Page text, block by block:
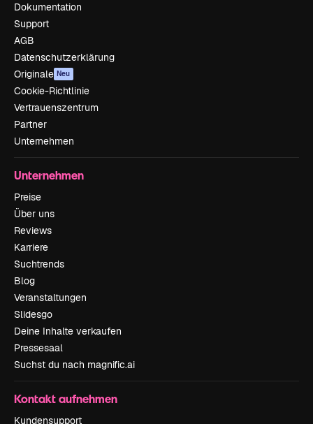
Dokumentation
Support
AGB
Datenschutzerklärung
Originale Neu
Cookie-Richtlinie
Vertrauenszentrum
Partner
Unternehmen
Unternehmen
Preise
Über uns
Reviews
Karriere
Suchtrends
Blog
Veranstaltungen
Slidesgo
Deine Inhalte verkaufen
Pressesaal
Suchst du nach magnific.ai
Kontakt aufnehmen
Kundensupport